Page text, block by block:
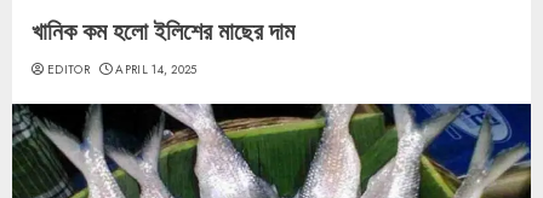
খানিক কম হলো ইলিশের মাছের দাম
EDITOR APRIL 14, 2025